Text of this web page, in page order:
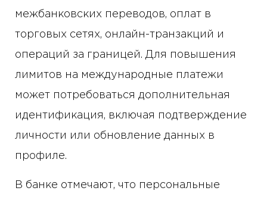
межбанковских переводов, оплат в
торговых сетях, онлайн-транзакций и
операций за границей. Для повышения
лимитов на международные платежи
может потребоваться дополнительная
идентификация, включая подтверждение
личности или обновление данных в
профиле.
В банке отмечают, что персональные